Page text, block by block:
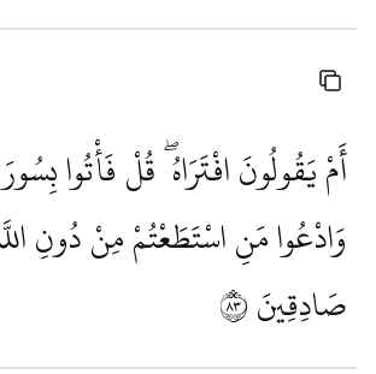
أَمْ يَقُولُونَ افْتَرَاهُ ۖ قُلْ فَأْتُوا
وَادْعُوا مَنِ اسْتَطَعْتُمْ مِنْ دُونِ
صَادِقِينَ٣٨